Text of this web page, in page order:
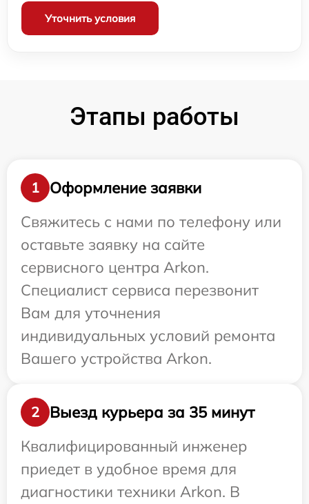
Уточнить условия
Этапы работы
1
Оформление заявки
Свяжитесь с нами по телефону или
оставьте заявку на сайте
сервисного центра Arkon.
Специалист сервиса перезвонит
Вам для уточнения
индивидуальных условий ремонта
Вашего устройства Arkon.
2
Выезд курьера за 35 минут
Квалифицированный инженер
приедет в удобное время для
диагностики техники Arkon. В